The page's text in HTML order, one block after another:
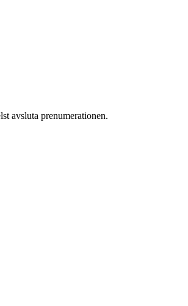
avsluta prenumerationen.